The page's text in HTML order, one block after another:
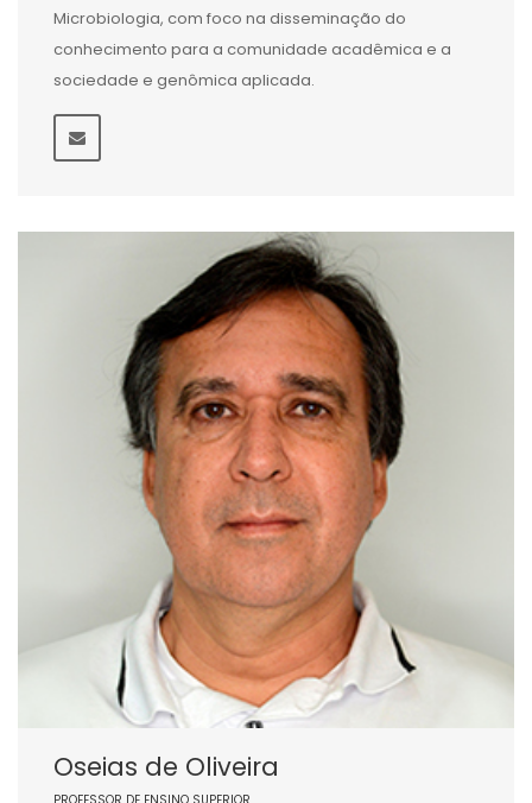
Microbiologia, com foco na disseminação do
conhecimento para a comunidade acadêmica e a
sociedade e genômica aplicada.
Oseias de Oliveira